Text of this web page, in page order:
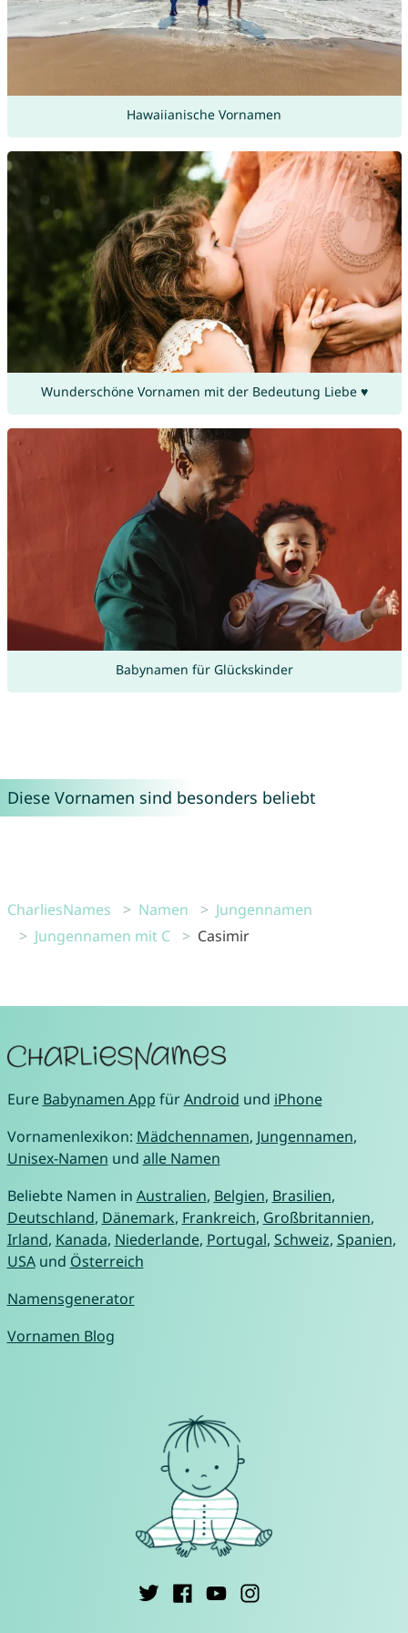
Hawaiianische Vornamen
Wunderschöne Vornamen mit der Bedeutung Liebe ♥
Babynamen für Glückskinder
Diese Vornamen sind besonders beliebt
CharliesNames Namen
Jungennamen
Jungennamen mit C
Casimir
Eure Babynamen App fürAndroid und iPhone
Vornamenlexikon: Mädchennamen, Jungennamen,
Unisex-Namen und alle Namen
Beliebte Namen in Australien, Belgien, Brasilien,
Deutschland, Dänemark, Frankreich, Großbritannien,
Irland, Kanada, Niederlande, Portugal, Schweiz, Spanien,
USAund Österreich
Namensgenerator
Vornamen Blog